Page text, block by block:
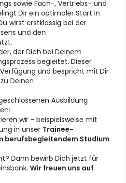
sowie Fach-, Vertriebs- und
Dir ein optimaler Start in
wirst erstklassig bei der
und den
der Dich bei Deinem
begleitet. Dieser
und bespricht mit Dir
Deinen
Ausbildung
wir - beispielsweise mit
in unser Trainee-
berufsbegleitendem Studium
Dann bewirb Dich jetzt für
Wir freuen uns auf